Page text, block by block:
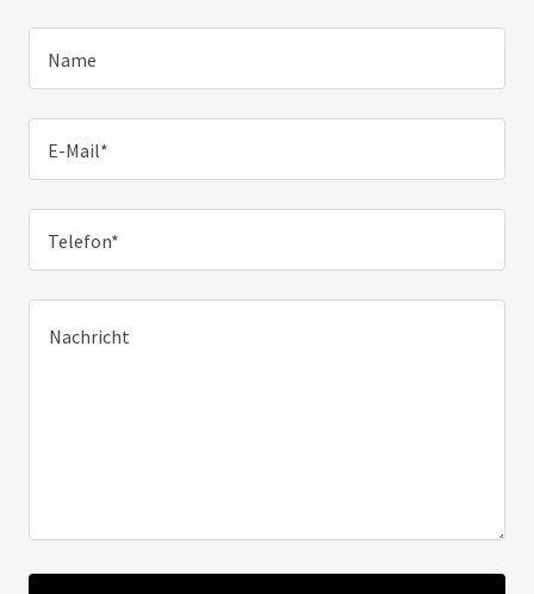
Name
E-Mail*
Telefon*